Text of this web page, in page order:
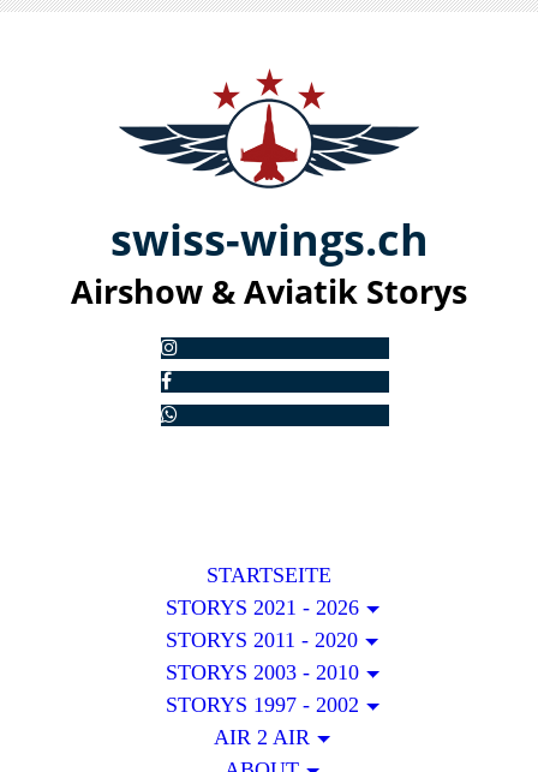
swiss-wings.ch
Airshow & Aviatik Storys
STARTSEITE
STORYS 2021 - 2026
STORYS 2011 - 2020
STORYS 2003 - 2010
STORYS 1997 - 2002
AIR 2 AIR